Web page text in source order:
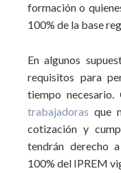
formación o
100% de la base
En algunos
requisitos para
tiempo necesario.
trabajadoras que
cotización y
tendrán derecho
100% del IPREM